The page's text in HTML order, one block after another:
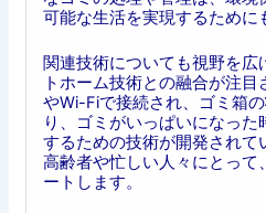
可能な生活を実現するために
関連技術についても視野を広
トホーム技術との融合が注
やWi-Fiで接続され、ゴミ箱
り、ゴミがいっぱいになった
するための技術が開発されて
高齢者や忙しい人々にとって
ートします。